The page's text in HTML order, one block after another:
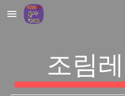
Skip to main content
조림